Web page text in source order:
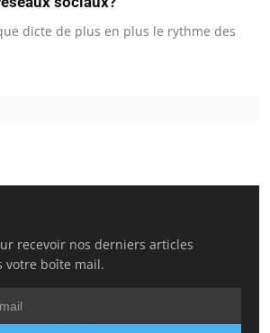
dicte de plus en plus le rythme des
recevoir nos derniers articles
votre boîte mail.